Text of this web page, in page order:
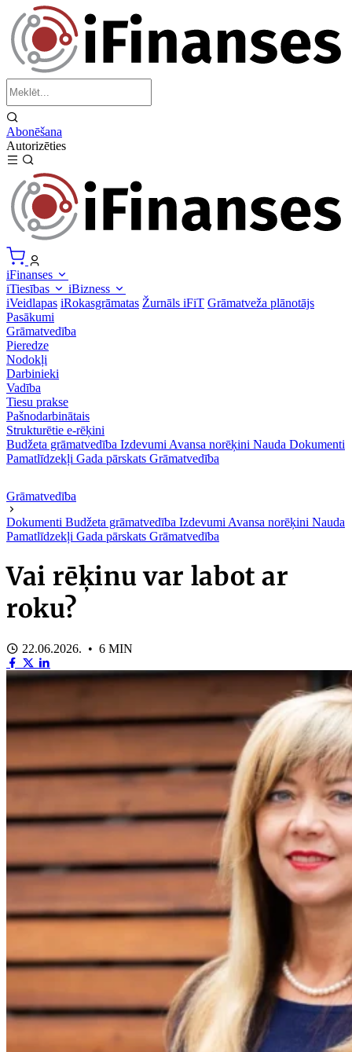
Abonēšana
Autorizēties
iFinanses
iTiesības
iBizness
iVeidlapas iRokasgrāmatas Žurnāls iFiT Grāmatveža plānotājs
Pasākumi
Grāmatvedība
Pieredze
Nodokļi
Darbinieki
Vadība
Tiesu prakse
Pašnodarbinātais
Strukturētie e-rēķini
Budžeta grāmatvedība Izdevumi Avansa norēķini Nauda Dokumenti
Pamatlīdzekļi Gada pārskats Grāmatvedība
Grāmatvedība
Dokumenti Budžeta grāmatvedība Izdevumi Avansa norēķini Nauda
Pamatlīdzekļi Gada pārskats Grāmatvedība
Vai rēķinu var labot ar
roku?
22.06.2026. • 6 MIN